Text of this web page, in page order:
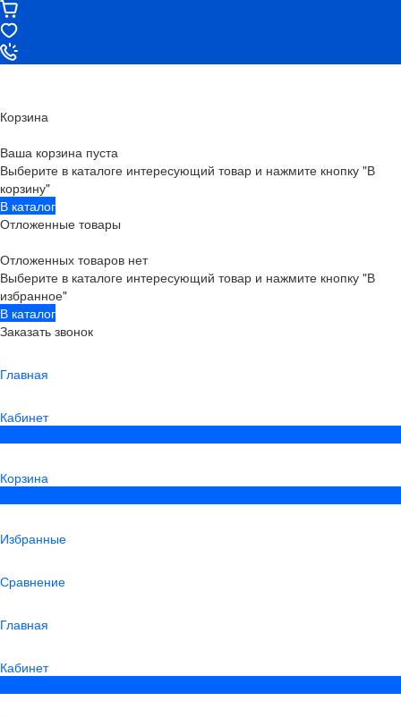
Корзина
Ваша корзина пуста
Выберите в каталоге интересующий товар и нажмите кнопку "В
корзину"
В каталог
Отложенные товары
Отложенных товаров нет
Выберите в каталоге интересующий товар и нажмите кнопку "В
избранное"
В каталог
Заказать звонок
Главная
Кабинет
Корзина
Избранные
Сравнение
Главная
Кабинет